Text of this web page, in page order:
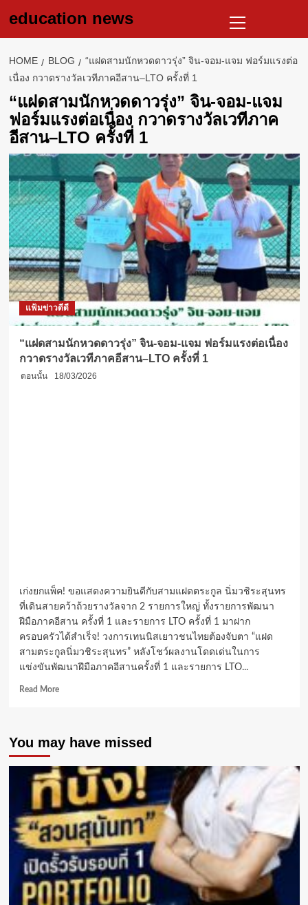
education news
Menu
HOME BLOG
“แฝดสามนักหวดดาวรุ่ง” จิน-จอม-แจม ฟอร์มแรงต่อ
เนื่อง กวาดรางวัลเวทีภาคอีสาน–LTO ครั้งที่ 1
“แฝดสามนักหวดดาวรุ่ง” จิน-จอม-แจม
ฟอร์มแรงต่อเนื่อง กวาดรางวัลเวทีภาค
อีสาน–LTO ครั้งที่ 1
แฟ้มข่าวดีดี
“แฝดสามนักหวดดาวรุ่ง” จิน-จอม-แจม ฟอร์มแรงต่อเนื่อง
กวาดรางวัลเวทีภาคอีสาน–LTO ครั้งที่ 1
ตอนนั้น 18/03/2026
เก่งยกแพ็ค! ขอแสดงความยินดีกับสามแฝดตระกูล นิ่มวชิระสุนทร
ที่เดินสายคว้าถ้วยรางวัลจาก 2 รายการใหญ่ ทั้งรายการพัฒนา
ฝีมือภาคอีสาน ครั้งที่ 1 และรายการ LTO ครั้งที่ 1 มาฝาก
ครอบครัวได้สำเร็จ! วงการเทนนิสเยาวชนไทยต้องจับตา “แฝด
สามตระกูลนิ่มวชิระสุนทร” หลังโชว์ผลงานโดดเด่นในการ
แข่งขันพัฒนาฝีมือภาคอีสานครั้งที่ 1 และรายการ LTO...
Read MoreRead
สาม
นัก
หวด
ดาว
รุ่ง”
จิน-
จอม-
แจม
ฟอร์ม
แรง
ต่อ
เนื่อง
กวาด
You may have missed